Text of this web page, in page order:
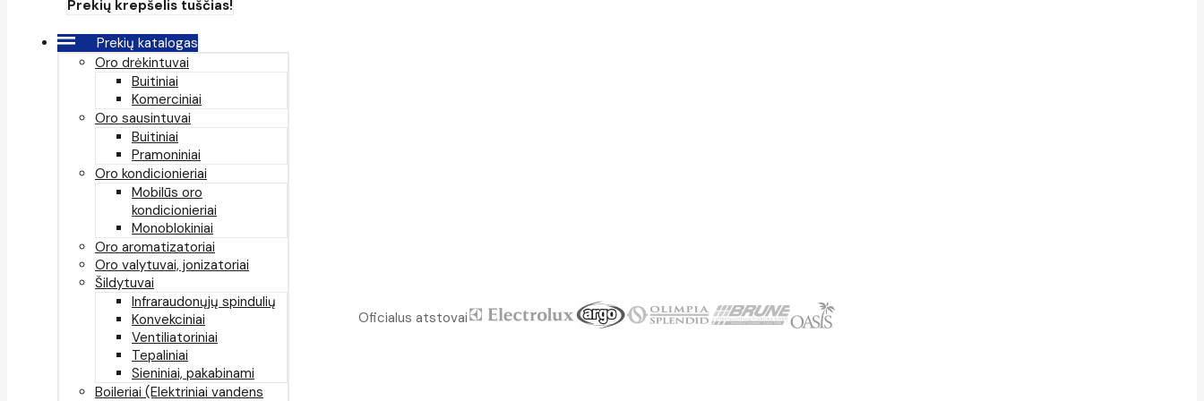
Prekių krepšelis tuščias!
Prekių katalogas
Oro drėkintuvai
Buitiniai
Komerciniai
Oro sausintuvai
Buitiniai
Pramoniniai
Oro kondicionieriai
Mobilūs oro
kondicionieriai
Monoblokiniai
Oro aromatizatoriai
Oro valytuvai, jonizatoriai
Šildytuvai
Infraraudonųjų spindulių
Konvekciniai
Ventiliatoriniai
Tepaliniai
Sieniniai, pakabinami
Boileriai (Elektriniai vandens
Oficialus atstovai